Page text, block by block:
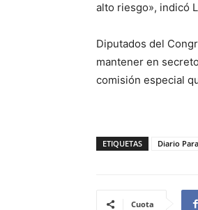
alto riesgo», indicó
Diputados del
mantener en
comisión especial
ETIQUETAS Diario
Cuota